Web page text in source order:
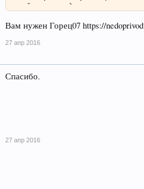
по ней или нет не едем.
Может кто (есть чем) поделиться.
Или пошлите в другую ветку, если не
Вам нужен Горец07 https://
27 апр 2016
Спасибо.
27 апр 2016